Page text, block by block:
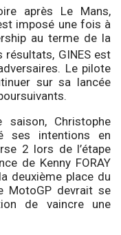
après Le Mans,
imposé une fois à
au terme de la
résultats, GINES est
Le pilote
sur sa lancée
Christophe
ses intentions en
2 lors de l’étape
de Kenny FORAY
deuxième place du
MotoGP devrait se
de vaincre une